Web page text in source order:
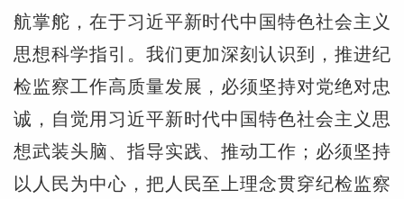
航掌舵，在于习近平新时代中国特色社会主义
思想科学指引。我们更加深刻认识到，推进纪
检监察工作高质量发展，必须坚持对党绝对忠
诚，自觉用习近平新时代中国特色社会主义思
想武装头脑、指导实践、推动工作；必须坚持
以人民为中心，把人民至上理念贯穿纪检监察